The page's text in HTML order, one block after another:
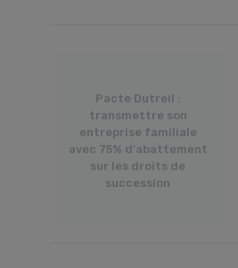
Pacte Dutreil :
transmettre son
entreprise familiale
avec 75% d'abattement
sur les droits de
succession